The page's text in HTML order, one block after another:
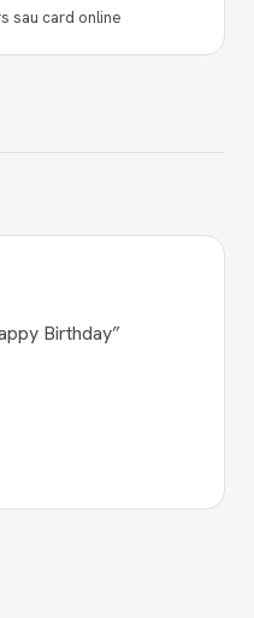
sau card online
Birthday”